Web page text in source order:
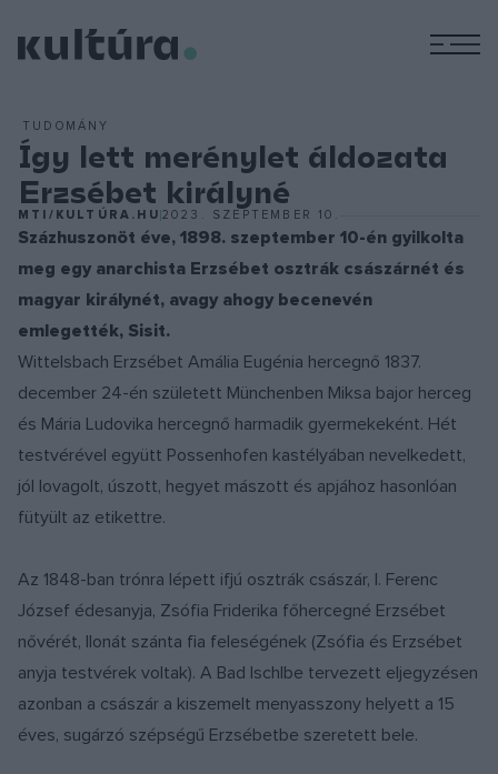
TUDOMÁNY
Így lett merénylet áldozata
Erzsébet királyné
MTI/KULTÚRA.HU 2023. SZEPTEMBER 10.
Százhuszonöt éve, 1898. szeptember 10-én gyilkolta
meg egy anarchista Erzsébet osztrák császárnét és
magyar királynét, avagy ahogy becenevén
emlegették, Sisit.
Wittelsbach Erzsébet Amália Eugénia hercegnő 1837.
december 24-én született Münchenben Miksa bajor herceg
és Mária Ludovika hercegnő harmadik gyermekeként. Hét
testvérével együtt Possenhofen kastélyában nevelkedett,
jól lovagolt, úszott, hegyet mászott és apjához hasonlóan
fütyült az etikettre.
Az 1848-ban trónra lépett ifjú osztrák császár, I. Ferenc
József édesanyja, Zsófia Friderika főhercegné Erzsébet
nővérét, Ilonát szánta fia feleségének (Zsófia és Erzsébet
anyja testvérek voltak). A Bad Ischlbe tervezett eljegyzésen
azonban a császár a kiszemelt menyasszony helyett a 15
éves, sugárzó szépségű Erzsébetbe szeretett bele.